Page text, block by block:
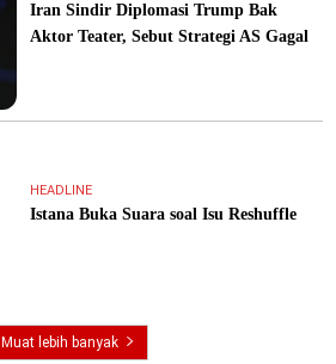
Iran Sindir Diplomasi Trump Bak
Aktor Teater, Sebut Strategi AS Gagal
HEADLINE
Istana Buka Suara soal Isu Reshuffle
Muat lebih banyak